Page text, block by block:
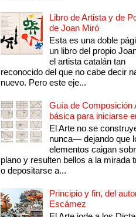
Libro de Artista y de
de Joan Miró
Esta es una doble
un libro del propio
el artista catalán tan
reconocido del que no cabe decir
nuevo. Pero este eje...
Guía de Composición
básica para iniciarse
El Arte no se
nunca— dejando que
elementos caigan
plano y resulten bellos a la mirada
o depositarse a...
Principio y fin, del
Escámez